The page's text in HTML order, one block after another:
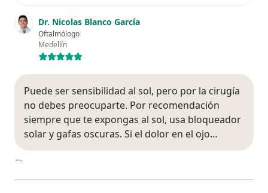
Dr. Nicolas Blanco García
Oftalmólogo
Medellín
Puede ser sensibilidad al sol, pero por la cirugía
no debes preocuparte. Por recomendación
siempre que te expongas al sol, usa bloqueador
solar y gafas oscuras. Si el dolor en el ojo…